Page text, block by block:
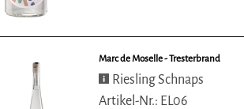
Marc de Moselle - Tresterbrand
Riesling Schnaps
Artikel-Nr.: EL06